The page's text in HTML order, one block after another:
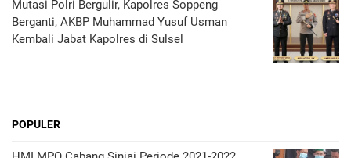
Mutasi Polri Bergulir, Kapolres Soppeng
Berganti, AKBP Muhammad Yusuf Usman
Kembali Jabat Kapolres di Sulsel
POPULER